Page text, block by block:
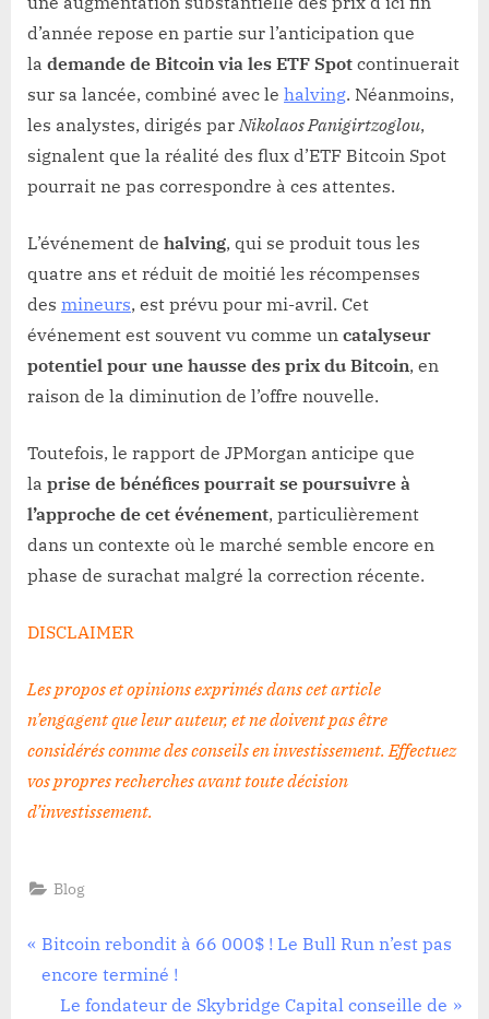
d’année repose en partie sur l’anticipation que
la demande de Bitcoin via les ETF Spot continuerait
sur sa lancée, combiné avec le halving. Néanmoins,
les analystes, dirigés parNikolaos Panigirtzoglou,
signalent que la réalité des flux d’ETF Bitcoin Spot
pourrait ne pas correspondre à ces attentes.
L’événement de halving, qui se produit tous les
quatre ans et réduit de moitié les récompenses
des mineurs, est prévu pour mi-avril. Cet
événement est souvent vu comme un catalyseur
potentiel pour une hausse des prix du Bitcoin, en
raison de la diminution de l’offre nouvelle.
Toutefois, le rapport de JPMorgan anticipe que
la prise de bénéfices pourrait se poursuivre à
l’approche de cet événement, particulièrement
dans un contexte où le marché semble encore en
phase de surachat malgré la correction récente.
DISCLAIMER
Les propos et opinions exprimés dans cet article
n’engagent que leur auteur, et ne doivent pas être
considérés comme des conseils en investissement. Effectuez
vos propres recherches avant toute décision
d’investissement.
Blog
Navigation
P
r
Bitcoin rebondit à 66 000$ ! Le Bull Run n’est pas
encore terminé !
N
Le fondateur de Skybridge Capital conseille de